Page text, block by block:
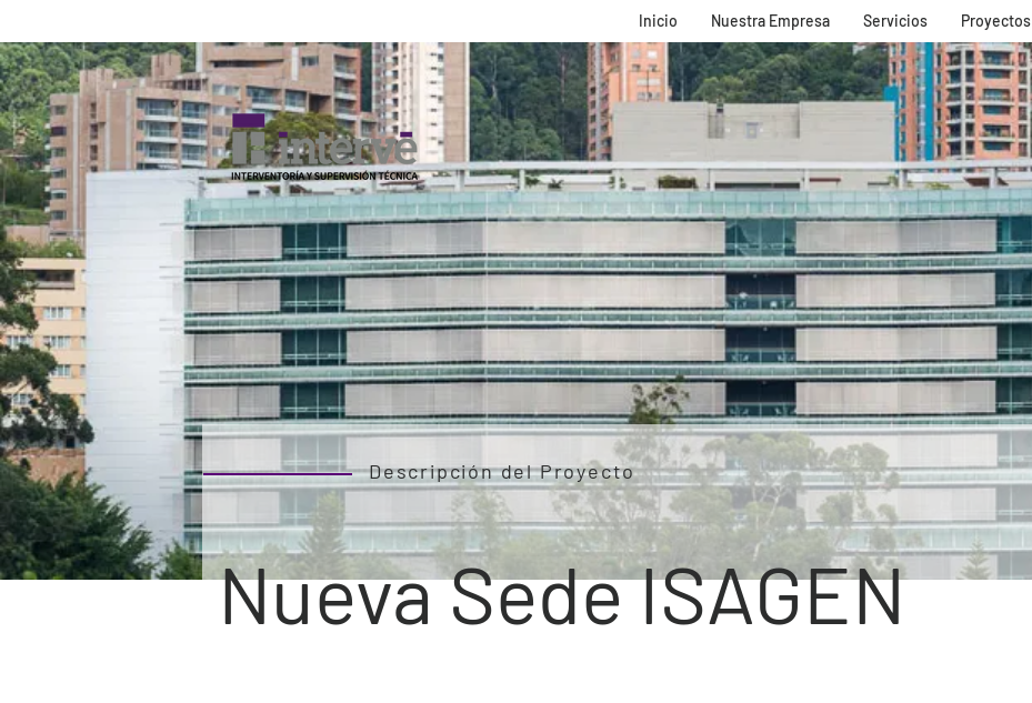
Inicio Nuestra Empresa Servicios Proyectos
Descripción del Proyecto
Nueva Sede ISAGEN